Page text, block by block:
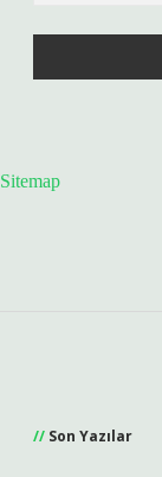
Sitemap
Son Yazılar